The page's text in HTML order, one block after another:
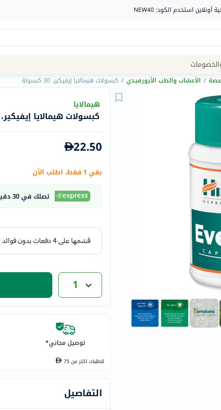
Navigation
الصيدلية
الماركات
Humantara
betadine
eucerin
vitabiotics
bioderma
vichy
acm
dymatize
medicube
country-
life
blueberry-
/ الأعشاب والطب الأيورفيدي / كبسولات هيمالايا إيفيكير، 30 كبسولة
هيمالايا
كبسولات هيمالايا إيفيكير، 30
22.50
بقي 1 فقط، اطلب الآن
تصلك في 30 دقيقة
1
توصيل مجاني*
للطلبات اكتر من75
التفاصيل